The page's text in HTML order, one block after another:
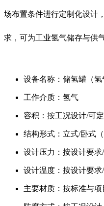
场布置条件进行定制化设计
求，可为工业氢气储存与供
设备名称：储氢罐（氢
工作介质：氢气
容积：按工况设计/可定
结构形式：立式/卧式
设计压力：按设计要求
设计温度：按设计要求
主要材质：按标准与项